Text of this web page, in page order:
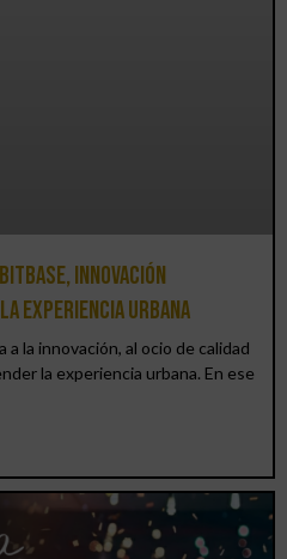
innovación
experiencia urbana
la innovación, al ocio de calidad
la experiencia urbana. En ese